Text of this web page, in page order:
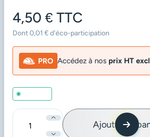
4,50 € TTC
Dont 0,01 € d'éco-participation
Accédez à nos prix HT
Quantité
Ajouter au